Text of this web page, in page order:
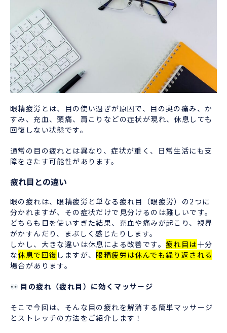
眼精疲労とは、目の使い過ぎが原因で、目の奥の痛み、か
すみ、充血、頭痛、肩こりなどの症状が現れ、休息しても
回復しない状態です。
通常の目の疲れとは異なり、症状が重く、日常生活にも支
障をきたす可能性があります。
疲れ目との違い
眼の疲れは、眼精疲労と単なる疲れ目（眼疲労）の2つに
分かれますが、その症状だけで見分けるのは難しいです。
どちらも目を使いすぎた結果、充血や痛みが起こり、視界
がかすんだり、まぶしく感じたりします。
しかし、大きな違いは休息による改善です。 疲れ目は十分
な休息で回復 しますが、眼精疲労は休んでも繰り返される
場合があります。
目の疲れ（疲れ目）に効くマッサージ
そこで今回は、そんな目の疲れを解消する簡単マッサージ
とストレッチの方法をご紹介します！